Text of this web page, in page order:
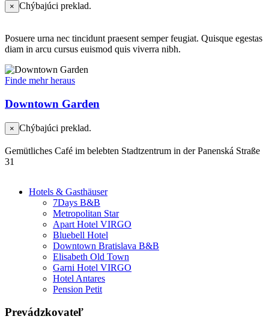
× Chýbajúci preklad.
Posuere urna nec tincidunt praesent semper feugiat. Quisque egestas
diam in arcu cursus euismod quis viverra nibh.
Finde mehr heraus
Downtown Garden
× Chýbajúci preklad.
Gemütliches Café im belebten Stadtzentrum in der Panenská Straße
31
Hotels & Gasthäuser
7Days B&B
Metropolitan Star
Apart Hotel VIRGO
Bluebell Hotel
Downtown Bratislava B&B
Elisabeth Old Town
Garni Hotel VIRGO
Hotel Antares
Pension Petit
Prevádzkovateľ